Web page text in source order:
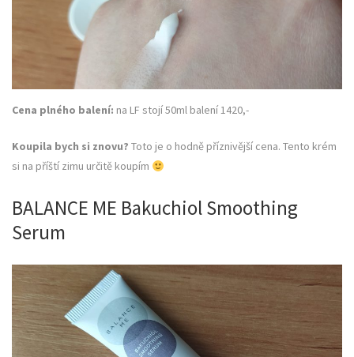
Cena plného balení: na LF stojí 50ml balení 1420,-
Koupila bych si znovu? Toto je o hodně příznivější cena. Tento krém
si na příští zimu určitě koupím
BALANCE ME Bakuchiol Smoothing
Serum